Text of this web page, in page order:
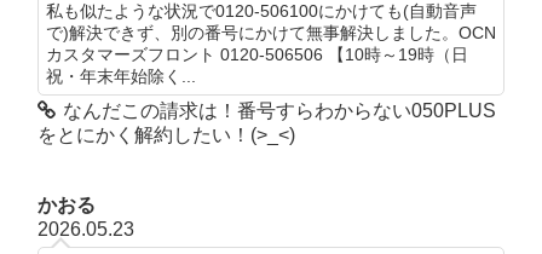
私も似たような状況で0120-506100にかけても(自動音声
で)解決できず、別の番号にかけて無事解決しました。OCN
カスタマーズフロント 0120-506506 【10時～19時（日
祝・年末年始除く...
なんだこの請求は！番号すらわからない050PLUS
をとにかく解約したい！(>_<)
かおる
2026.05.23